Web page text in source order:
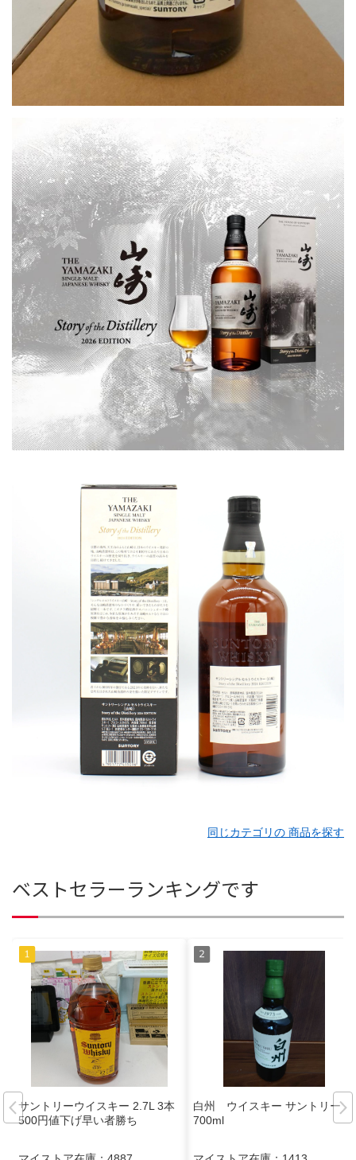
同じカテゴリの 商品を探す
ベストセラーランキングです
サントリーウイスキー 2.7L 3本
500円値下げ早い者勝ち
白州 ウイスキー サントリー
700ml